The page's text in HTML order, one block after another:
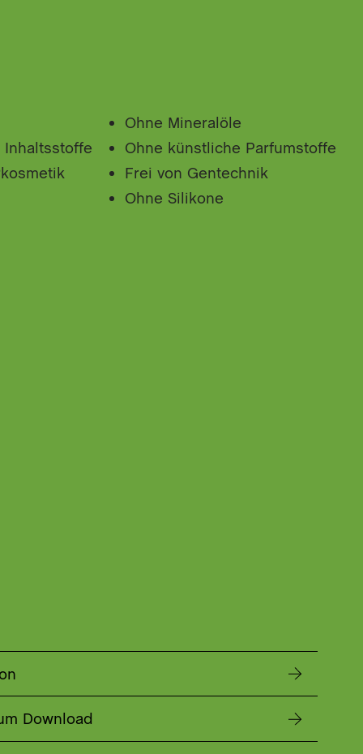
Inhaltsstoffe
Ohne Mineralöle
Ohne künstliche Parfumstoffe
Frei von Gentechnik
Ohne Silikone
Download